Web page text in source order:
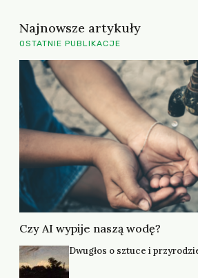
Najnowsze artykuły
OSTATNIE PUBLIKACJE
Czy AI wypije naszą wodę?
Dwugłos o sztuce i